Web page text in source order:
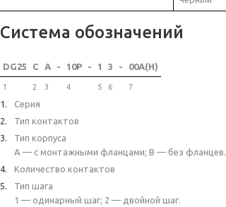
Система обозначений
DG25 C A - 10P - 1 3 - 00A(H)
1 2 3 4 5 6 7
Серия
Тип контактов
Тип корпуса
A — с монтажными фланцами; B — без фланцев.
Количество контактов
Тип шага
1 — одинарный шаг; 2 — двойной шаг.